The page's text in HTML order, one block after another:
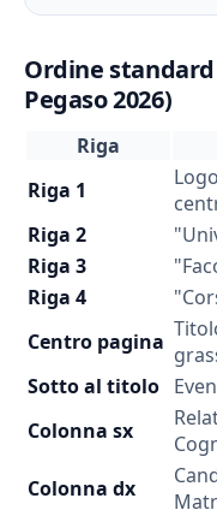
Ordine
Pegaso 2026)
Riga
Riga 1
Riga 2
Riga 3
Riga 4
Centro pagina
Sotto al titolo
Colonna sx
Colonna dx